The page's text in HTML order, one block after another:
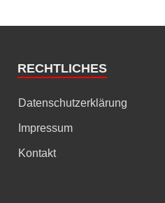
RECHTLICHES
Datenschutzerklärung
Impressum
Kontakt